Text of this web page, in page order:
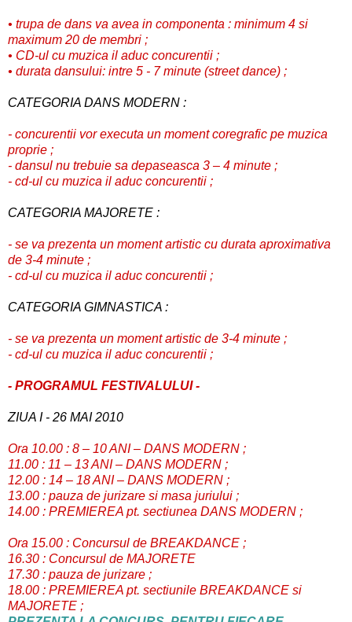
• trupa de dans va avea in componenta : minimum 4 si
maximum 20 de membri ;
• CD-ul cu muzica il aduc concurentii ;
• durata dansului: intre 5 - 7 minute (street dance) ;
CATEGORIA DANS MODERN :
- concurentii vor executa un moment coregrafic pe muzica
proprie ;
- dansul nu trebuie sa depaseasca 3 – 4 minute ;
- cd-ul cu muzica il aduc concurentii ;
CATEGORIA MAJORETE :
- se va prezenta un moment artistic cu durata aproximativa
de 3-4 minute ;
- cd-ul cu muzica il aduc concurentii ;
CATEGORIA GIMNASTICA :
- se va prezenta un moment artistic de 3-4 minute ;
- cd-ul cu muzica il aduc concurentii ;
- PROGRAMUL FESTIVALULUI -
ZIUA I - 26 MAI 2010
Ora 10.00 : 8 – 10 ANI – DANS MODERN ;
11.00 : 11 – 13 ANI – DANS MODERN ;
12.00 : 14 – 18 ANI – DANS MODERN ;
13.00 : pauza de jurizare si masa juriului ;
14.00 : PREMIEREA pt. sectiunea DANS MODERN ;
Ora 15.00 : Concursul de BREAKDANCE ;
16.30 : Concursul de MAJORETE
17.30 : pauza de jurizare ;
18.00 : PREMIEREA pt. sectiunile BREAKDANCE si
MAJORETE ;